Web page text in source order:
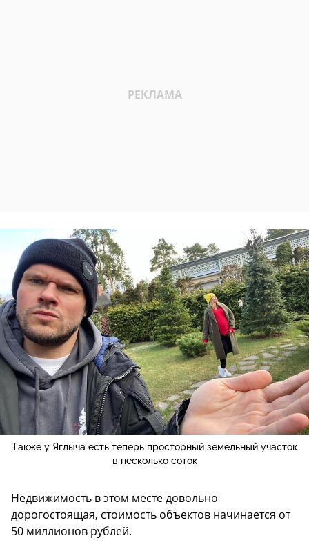
Также у Яглыча есть теперь просторный земельный участок
в несколько соток
Недвижимость в этом месте довольно
дорогостоящая, стоимость объектов начинается от
50 миллионов рублей.